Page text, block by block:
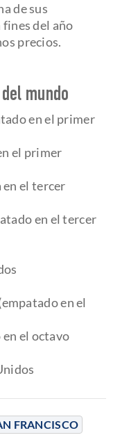
FRANCISCO
de sus
del año
precios.
mundo
en el primer
el primer
en el tercer
en el tercer
en el
el octavo